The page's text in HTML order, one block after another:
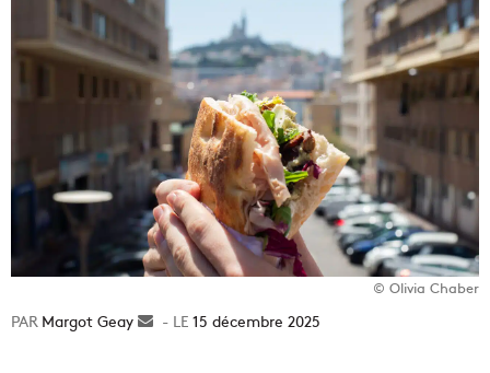
© Olivia Chaber
Margot Geay
Envoyer15 décembre 2025